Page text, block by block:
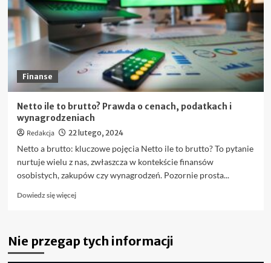
KSeF:
Krok
po
Finanse
Netto ile to brutto? Prawda o cenach, podatkach i
wynagrodzeniach
Redakcja 22 lutego, 2024
Netto a brutto: kluczowe pojęcia Netto ile to brutto? To pytanie
nurtuje wielu z nas, zwłaszcza w kontekście finansów
osobistych, zakupów czy wynagrodzeń. Pozornie prosta...
Dowiedz się więcejDowiedz
Netto
ile
Nie przegap tych informacji